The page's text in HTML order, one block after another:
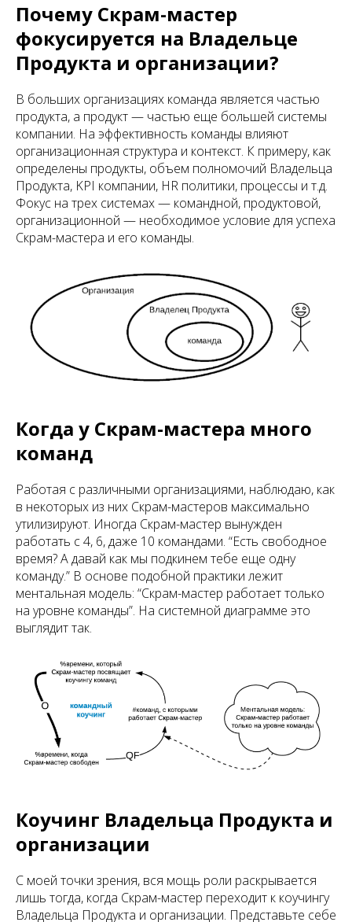
Почему Скрам-мастер
фокусируется на Владельце
Продукта и организации?
В больших организациях команда является частью
продукта, а продукт — частью еще большей системы
компании. На эффективность команды влияют
организационная структура и контекст. К примеру, как
определены продукты, объем полномочий Владельца
Продукта, KPI компании, HR политики, процессы и т.д.
Фокус на трех системах — командной, продуктовой,
организационной — необходимое условие для успеха
Скрам-мастера и его команды.
Когда у Скрам-мастера много
команд
Работая с различными организациями, наблюдаю, как
в некоторых из них Скрам-мастеров максимально
утилизируют. Иногда Скрам-мастер вынужден
работать с 4, 6, даже 10 командами. “Есть свободное
время? А давай как мы подкинем тебе еще одну
команду.” В основе подобной практики лежит
ментальная модель: “Скрам-мастер работает только
на уровне команды”. На системной диаграмме это
выглядит так.
Коучинг Владельца Продукта и
организации
С моей точки зрения, вся мощь роли раскрывается
лишь тогда, когда Скрам-мастер переходит к коучингу
Владельца Продукта и организации. Представьте себе